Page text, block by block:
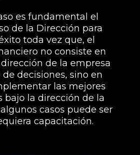
es fundamental el
de la Dirección para
toda vez que, el
no consiste en
de la empresa
decisiones, sino en
las mejores
bajo la dirección de la
casos puede ser
capacitación.